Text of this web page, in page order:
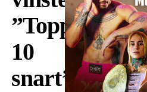
”Topp
10
snart”